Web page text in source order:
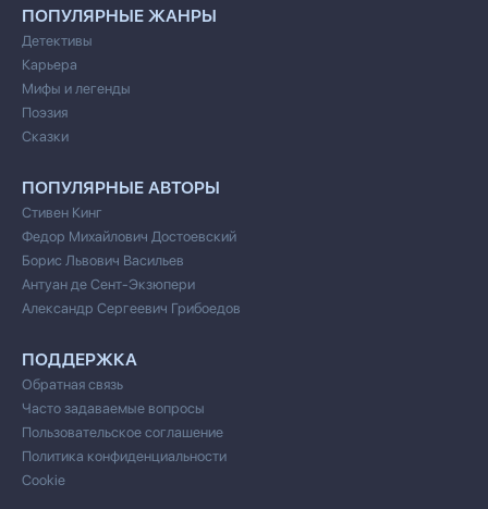
ПОПУЛЯРНЫЕ ЖАНРЫ
Детективы
Карьера
Мифы и легенды
Поэзия
Сказки
ПОПУЛЯРНЫЕ АВТОРЫ
Стивен Кинг
Федор Михайлович Достоевский
Борис Львович Васильев
Антуан де Сент-Экзюпери
Александр Сергеевич Грибоедов
ПОДДЕРЖКА
Обратная связь
Часто задаваемые вопросы
Пользовательское соглашение
Политика конфиденциальности
Cookie